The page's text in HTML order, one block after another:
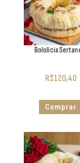
Bololícia
R$120,40
Comprar